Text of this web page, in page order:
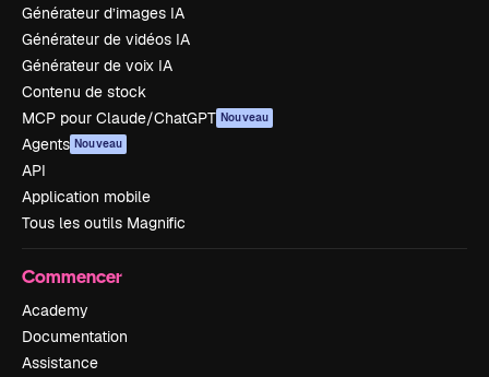
Générateur d’images IA
Générateur de vidéos IA
Générateur de voix IA
Contenu de stock
MCP pour Claude/ChatGPT Nouveau
Agents Nouveau
API
Application mobile
Tous les outils Magnific
Commencer
Academy
Documentation
Assistance